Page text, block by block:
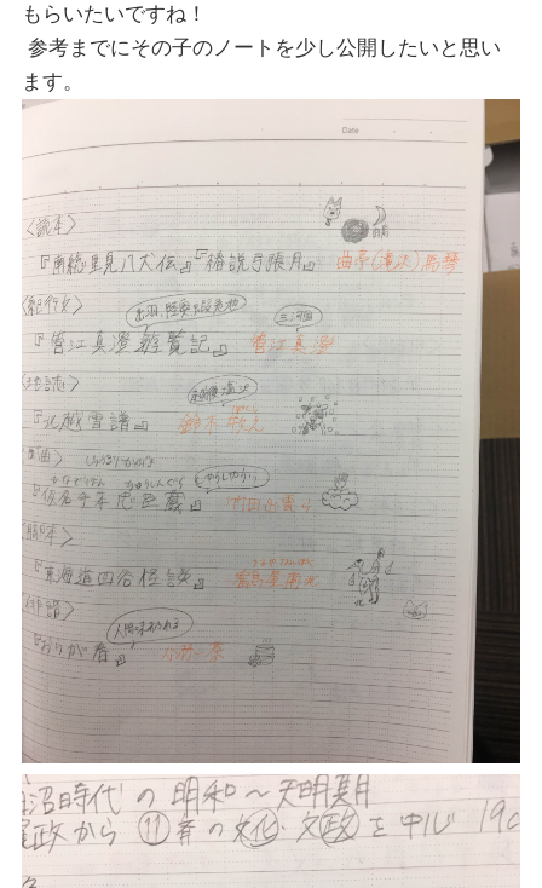
もらいたいですね！
参考までにその子のノートを少し公開したいと思い
ます。